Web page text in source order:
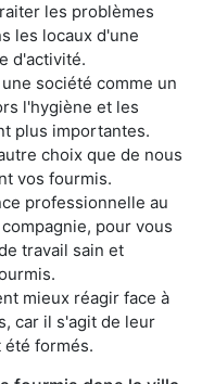
les problèmes
les locaux d'une
d'activité.
société comme un
l'hygiène et les
plus importantes.
choix que de nous
vos fourmis.
professionnelle au
pour vous
travail sain et
mieux réagir face à
car il s'agit de leur
formés.